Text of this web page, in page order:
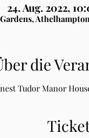
24. Aug. 2022,
die
Tudor Manor